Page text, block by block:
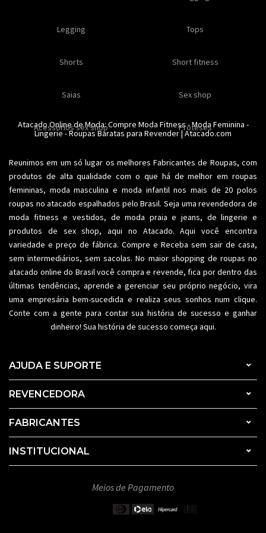
Feminino Moda feminina
Moda feminina Moda íntima
Moda fitness Moda praia
Plus size Acessórios femininos
Moda masculina Moda intima masculina
Acessórios masculinos Moda íntima
Calcinhas Soutiens
Conjuntos Modeladores
Legging Tops
Shorts Short fitness
Saias Sex shop
Acessorios sex shop Proteses
Kits Lançamentos
Ofertas Roupas para revender
Atacado Online de Moda: Compre Moda Fitness-Moda Feminina -
Lingerie-Roupas Baratas para Revender| Atacado.com
Reunimos em um só lugar os melhoresFabricantes de Roupas, com
produtos de alta qualidade com o que há de melhor em roupas
femininas, moda masculina e moda infantil nos mais de 20 polos
roupas no atacado espalhados pelo Brasil. Seja uma revendedora de
moda fitness e vestidos, de moda praia e jeans, de lingerie e
produtos de sex shop, aqui no Atacado. Aqui você encontra
variedade e preço de fábrica. Compre e Receba sem sair de casa,
sem intermediários, sem sacolas. No maior shopping de roupas no
atacado online do Brasil você compra e revende, fica por dentro das
últimas tendências, aprende a gerenciar seu próprio negócio, vira
uma empresária bem-sucedida e realiza seus sonhos num clique.
Conte com a gente para contar sua história de sucesso e ganhar
dinheiro! Sua história de sucesso começa aqui.
AJUDA E SUPORTE
REVENCEDORA
FABRICANTES
INSTITUCIONAL
Meios de Pagamento